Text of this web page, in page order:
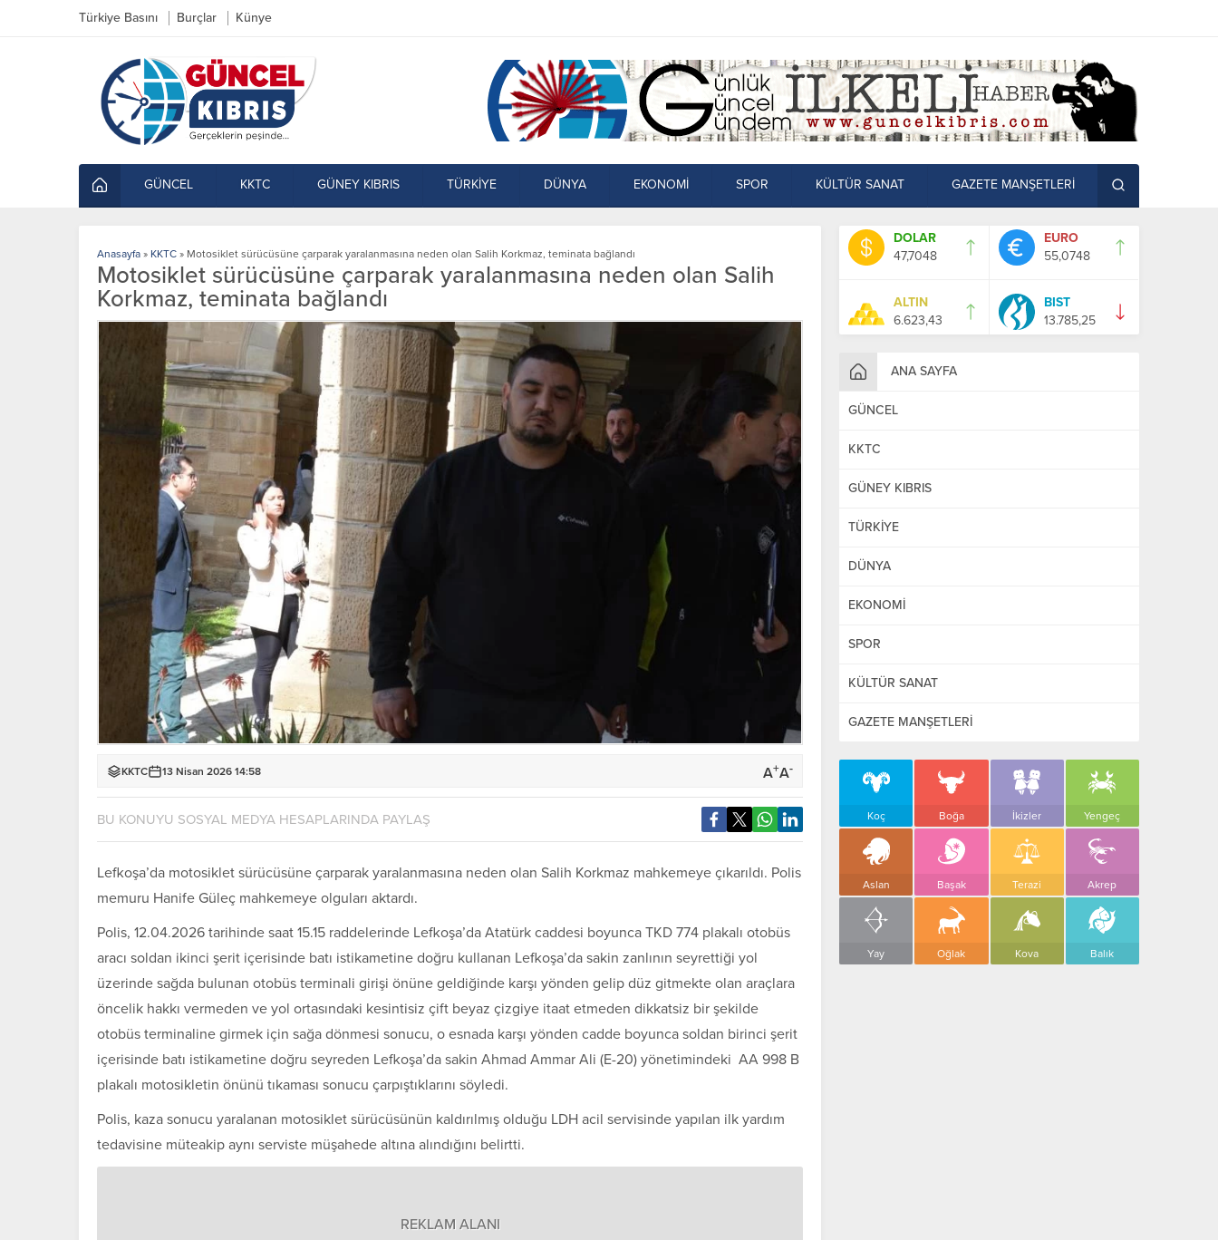
Türkiye Basını Burçlar Künye
GÜNCEL KKTC GÜNEY KIBRIS TÜRKİYE DÜNYA EKONOMİ SPOR KÜLTÜR SANAT GAZETE MANŞETLERİ
DOLAR
47,7048
EURO
55,0748
ALTIN
6.623,43
BIST
13.785,25
ANA SAYFA
GÜNCEL
KKTC
GÜNEY KIBRIS
TÜRKİYE
DÜNYA
EKONOMİ
SPOR
KÜLTÜR SANAT
GAZETE MANŞETLERİ
Koç Boğa İkizler Yengeç
Aslan Başak Terazi Akrep
Yay Oğlak Kova Balık
Anasayfa » KKTC » Motosiklet sürücüsüne çarparak yaralanmasına neden olan Salih Korkmaz, teminata bağlandı
Motosiklet sürücüsüne çarparak yaralanmasına neden olan Salih
Korkmaz, teminata bağlandı
KKTC 13 Nisan 2026 14:58 A+A-
BU KONUYU SOSYAL MEDYA HESAPLARINDA PAYLAŞ
Lefkoşa’da motosiklet sürücüsüne çarparak yaralanmasına neden olan Salih Korkmaz mahkemeye çıkarıldı. Polis
memuru Hanife Güleç mahkemeye olguları aktardı.
Polis, 12.04.2026 tarihinde saat 15.15 raddelerinde Lefkoşa’da Atatürk caddesi boyunca TKD 774 plakalı otobüs
aracı soldan ikinci şerit içerisinde batı istikametine doğru kullanan Lefkoşa’da sakin zanlının seyrettiği yol
üzerinde sağda bulunan otobüs terminali girişi önüne geldiğinde karşı yönden gelip düz gitmekte olan araçlara
öncelik hakkı vermeden ve yol ortasındaki kesintisiz çift beyaz çizgiye itaat etmeden dikkatsiz bir şekilde
otobüs terminaline girmek için sağa dönmesi sonucu, o esnada karşı yönden cadde boyunca soldan birinci şerit
içerisinde batı istikametine doğru seyreden Lefkoşa’da sakin Ahmad Ammar Ali (E-20) yönetimindeki AA 998 B
plakalı motosikletin önünü tıkaması sonucu çarpıştıklarını söyledi.
Polis, kaza sonucu yaralanan motosiklet sürücüsünün kaldırılmış olduğu LDH acil servisinde yapılan ilk yardım
tedavisine müteakip aynı serviste müşahede altına alındığını belirtti.
REKLAM ALANI